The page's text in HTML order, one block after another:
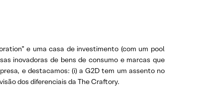
e uma casa de investimento (com um pool
inovadoras de bens de consumo e marcas que
e destacamos: (i) a G2D tem um assento no
dos diferenciais da The Craftory.